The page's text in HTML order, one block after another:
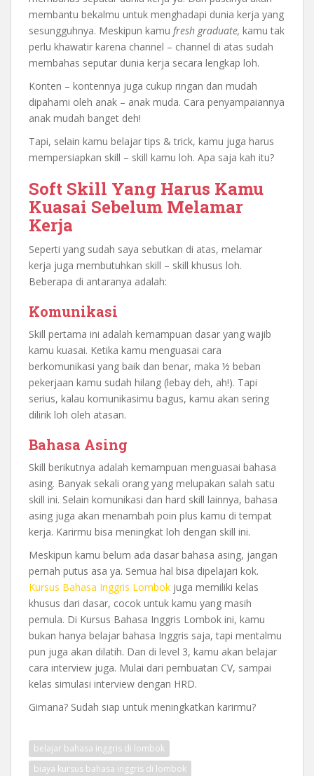
membantu bekalmu untuk menghadapi dunia kerja yang
sesungguhnya. Meskipun kamu fresh graduate, kamu tak
perlu khawatir karena channel – channel di atas sudah
membahas seputar dunia kerja secara lengkap loh.
Konten – kontennya juga cukup ringan dan mudah
dipahami oleh anak – anak muda. Cara penyampaiannya
anak mudah banget deh!
Tapi, selain kamu belajar tips & trick, kamu juga harus
mempersiapkan skill – skill kamu loh. Apa saja kah itu?
Soft Skill Yang Harus Kamu
Kuasai Sebelum Melamar
Kerja
Seperti yang sudah saya sebutkan di atas, melamar
kerja juga membutuhkan skill – skill khusus loh.
Beberapa di antaranya adalah:
Komunikasi
Skill pertama ini adalah kemampuan dasar yang wajib
kamu kuasai. Ketika kamu menguasai cara
berkomunikasi yang baik dan benar, maka ½ beban
pekerjaan kamu sudah hilang (lebay deh, ah!). Tapi
serius, kalau komunikasimu bagus, kamu akan sering
dilirik loh oleh atasan.
Bahasa Asing
Skill berikutnya adalah kemampuan menguasai bahasa
asing. Banyak sekali orang yang melupakan salah satu
skill ini. Selain komunikasi dan hard skill lainnya, bahasa
asing juga akan menambah poin plus kamu di tempat
kerja. Karirmu bisa meningkat loh dengan skill ini.
Meskipun kamu belum ada dasar bahasa asing, jangan
pernah putus asa ya. Semua hal bisa dipelajari kok.
Kursus Bahasa Inggris Lombok juga memiliki kelas
khusus dari dasar, cocok untuk kamu yang masih
pemula. Di Kursus Bahasa Inggris Lombok ini, kamu
bukan hanya belajar bahasa Inggris saja, tapi mentalmu
pun juga akan dilatih. Dan di level 3, kamu akan belajar
cara interview juga. Mulai dari pembuatan CV, sampai
kelas simulasi interview dengan HRD.
Gimana? Sudah siap untuk meningkatkan karirmu?
belajar bahasa inggris di lombok
biaya kursus bahasa inggris di lombok